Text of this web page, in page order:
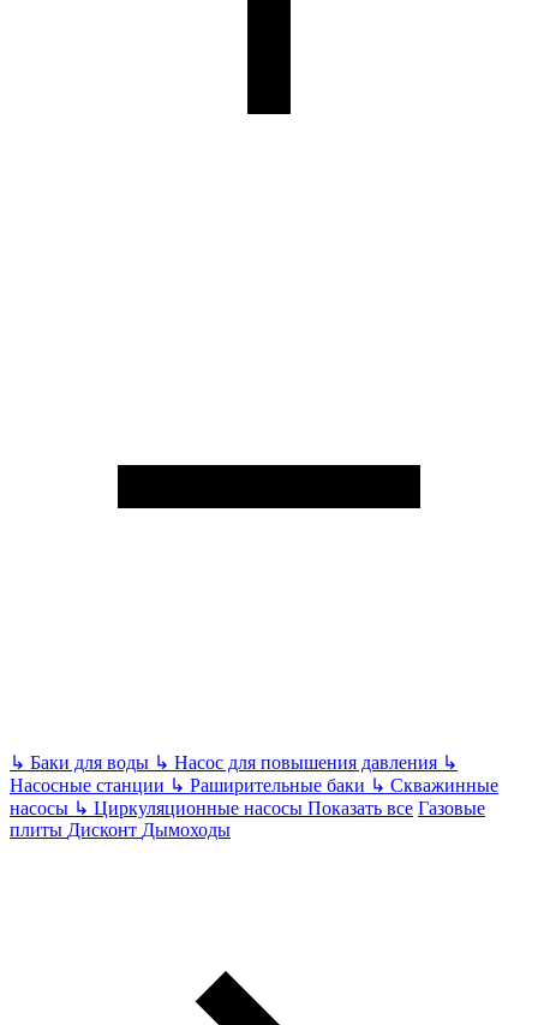
↳ Баки для воды ↳ Насос для повышения давления ↳
Насосные станции ↳ Раширительные баки ↳ Скважинные
насосы ↳ Циркуляционные насосы Показать все Газовые
плиты Дисконт Дымоходы